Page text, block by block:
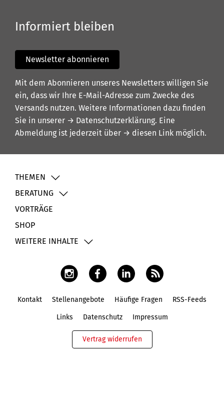
Informiert bleiben
Newsletter abonnieren
Mit dem Abonnieren unseres Newsletters willigen Sie
ein, dass wir Ihre E-Mail-Adresse zum Zwecke des
Versands nutzen. Weitere Informationen dazu finden
Sie in unserer → Datenschutzerklärung. Eine
Abmeldung ist jederzeit über → diesen Link möglich.
THEMEN
BERATUNG
VORTRÄGE
SHOP
WEITERE INHALTE
Kontakt Stellenangebote Häufige Fragen RSS-Feeds
Links Datenschutz Impressum
Vertrag widerrufen